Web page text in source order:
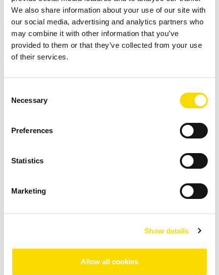
We also share information about your use of our site with
our social media, advertising and analytics partners who
may combine it with other information that you’ve
provided to them or that they’ve collected from your use
of their services.
Selection
Necessary
Preferences
Statistics
Marketing
Show details
Allow all cookies
Continente / região *